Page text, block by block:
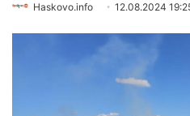
Haskovo.info 12.08.2024